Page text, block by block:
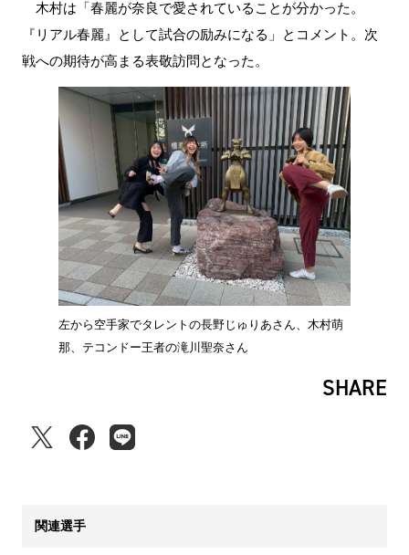
木村は「春麗が奈良で愛されていることが分かった。
『リアル春麗』として試合の励みになる」とコメント。次
戦への期待が高まる表敬訪問となった。
左から空手家でタレントの長野じゅりあさん、木村萌
那、テコンドー王者の滝川聖奈さん
SHARE
関連選手